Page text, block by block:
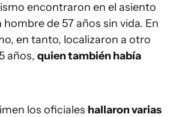
encontraron en el asiento
de 57 años sin vida. En
en tanto, localizaron a otro
años, quien también había
los oficiales hallaron varias